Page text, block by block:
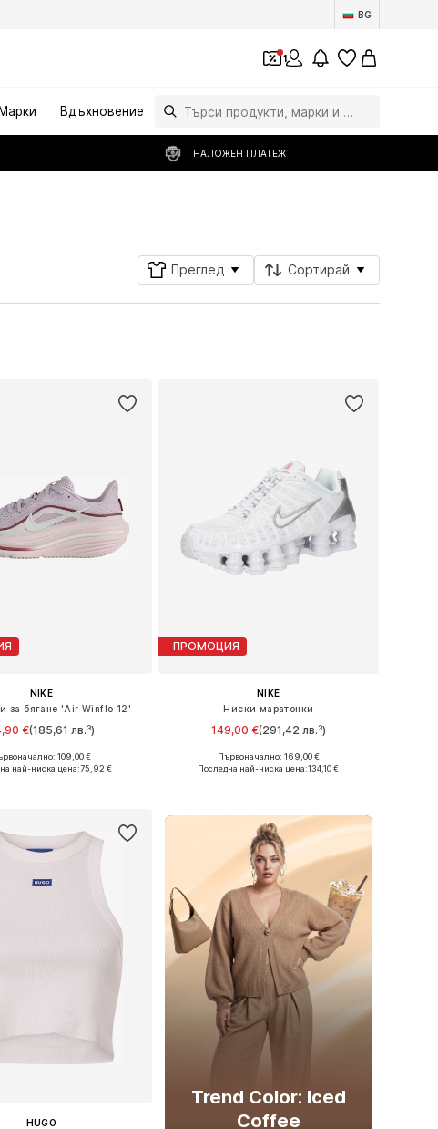
BG
1
Марки Вдъхновение
НАЛОЖЕН ПЛАТЕЖ
Преглед Сортирай
NIKE
за бягане 'Air Winflo 12'
€(185,61 лв.³)
се в много размери
109,00 €
най-ниска цена:75,92 €
ПРОМОЦИЯ
NIKE
Ниски маратонки
149,00 €(291,42 лв.³)
+2
Предлага се в много размери
Първоначално: 169,00 €
Последна най-ниска цена:134,10 €
HUGO
Trend Color: Iced
Coffee